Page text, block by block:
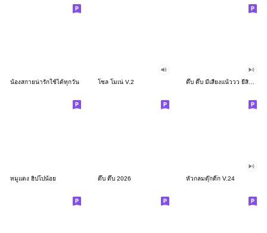
น้องสกายน่ารักใช้ได้ทุกวัน โซล โมเน่ V.2 ดึ๊บ ดึ๊บ มีเสียงแน้ววว ยี่สิบสอง
หมูแดง ฮิปโปน้อย ดึ๊บ ดึ๊บ 2026 หัวกลมดุ๊กดิ๊ก V.24